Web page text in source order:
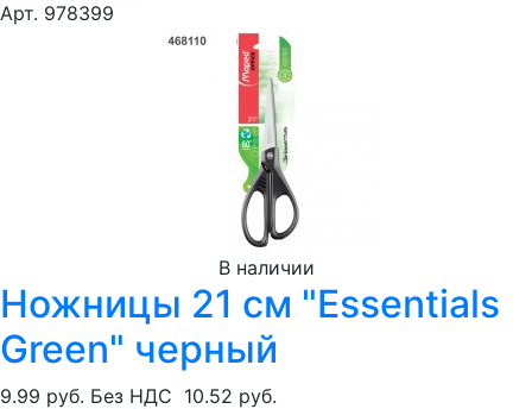
Арт. 978399
В наличии
Ножницы 21 см "Essentials
Green" черный
9.99 руб. Без НДС 10.52 руб.